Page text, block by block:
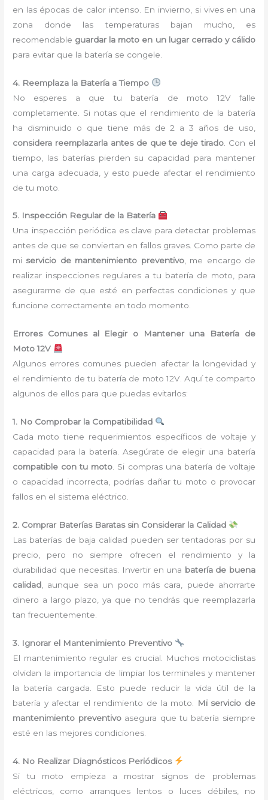
en las épocas de calor intenso. En invierno, si vives en una
zona donde las temperaturas bajan mucho, es
recomendable guardar la moto en un lugar cerrado y cálido
para evitar que la batería se congele.
4. Reemplaza la Batería a Tiempo
No esperes a que tu batería de moto 12V falle
completamente. Si notas que el rendimiento de la batería
ha disminuido o que tiene más de 2 a 3 años de uso,
considera reemplazarla antes de que te deje tirado . Con el
tiempo, las baterías pierden su capacidad para mantener
una carga adecuada, y esto puede afectar el rendimiento
de tu moto.
5. Inspección Regular de la Batería
Una inspección periódica es clave para detectar problemas
antes de que se conviertan en fallos graves. Como parte de
mi servicio de mantenimiento preventivo, me encargo de
realizar inspecciones regulares a tu batería de moto, para
asegurarme de que esté en perfectas condiciones y que
funcione correctamente en todo momento.
Errores Comunes al Elegir o Mantener una Batería de
Moto 12V
Algunos errores comunes pueden afectar la longevidad y
el rendimiento de tu batería de moto 12V. Aquí te comparto
algunos de ellos para que puedas evitarlos:
1. No Comprobar la Compatibilidad
Cada moto tiene requerimientos específicos de voltaje y
capacidad para la batería. Asegúrate de elegir una batería
compatible con tu moto . Si compras una batería de voltaje
o capacidad incorrecta, podrías dañar tu moto o provocar
fallos en el sistema eléctrico.
2. Comprar Baterías Baratas sin Considerar la Calidad
Las baterías de baja calidad pueden ser tentadoras por su
precio, pero no siempre ofrecen el rendimiento y la
durabilidad que necesitas. Invertir en una batería de buena
calidad , aunque sea un poco más cara, puede ahorrarte
dinero a largo plazo, ya que no tendrás que reemplazarla
tan frecuentemente.
3. Ignorar el Mantenimiento Preventivo
El mantenimiento regular es crucial. Muchos motociclistas
olvidan la importancia de limpiar los terminales y mantener
la batería cargada. Esto puede reducir la vida útil de la
batería y afectar el rendimiento de la moto.
Mi servicio de
mantenimiento preventivoasegura que tu batería siempre
esté en las mejores condiciones.
4. No Realizar Diagnósticos Periódicos
Si tu moto empieza a mostrar signos de problemas
eléctricos, como arranques lentos o luces débiles, no